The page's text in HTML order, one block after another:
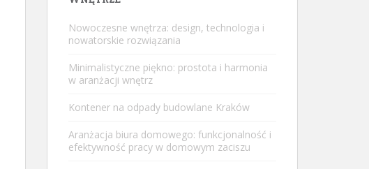
Nowoczesne wnętrza: design, technologia i
nowatorskie rozwiązania
Minimalistyczne piękno: prostota i harmonia
w aranżacji wnętrz
Kontener na odpady budowlane Kraków
Aranżacja biura domowego: funkcjonalność i
efektywność pracy w domowym zaciszu